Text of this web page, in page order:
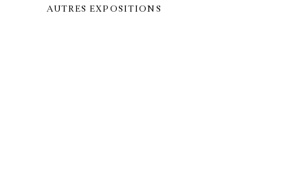
AUTRES EXPOSITIONS